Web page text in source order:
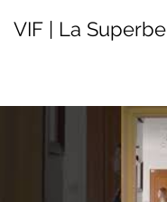
VIF | La Superbe